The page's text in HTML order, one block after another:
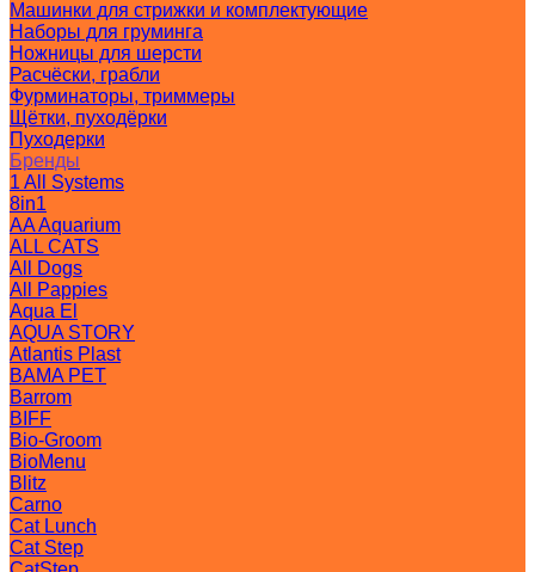
Машинки для стрижки и комплектующие
Наборы для груминга
Ножницы для шерсти
Расчёски, грабли
Фурминаторы, триммеры
Щётки, пуходёрки
Пуходерки
Бренды
1 All Systems
8in1
AA Aquarium
ALL CATS
All Dogs
All Pappies
Aqua El
AQUA STORY
Atlantis Plast
BAMA PET
Barrom
BIFF
Bio-Groom
BioMenu
Blitz
Carno
Cat Lunch
Cat Step